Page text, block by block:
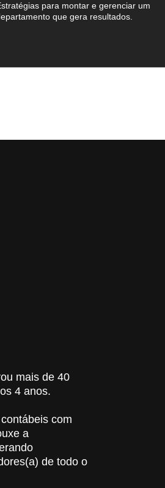
para montar e gerenciar um
que gera resultados.
mais de 40
4 anos.
com
a
de todo o